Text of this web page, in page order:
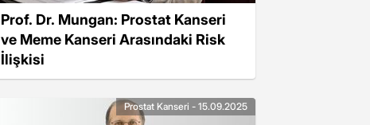
Prof. Dr. Mungan: Prostat Kanseri
ve Meme Kanseri Arasındaki Risk
İlişkisi
Prostat Kanseri - 15.09.2025